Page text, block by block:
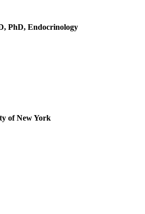
PhD, Endocrinology
of New York